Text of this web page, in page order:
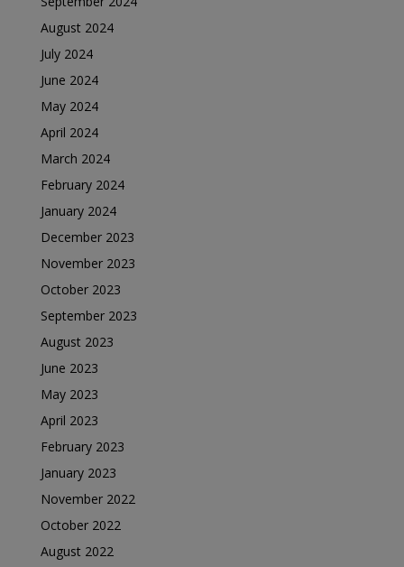
August 2024
July 2024
June 2024
May 2024
April 2024
March 2024
February 2024
January 2024
December 2023
November 2023
October 2023
September 2023
August 2023
June 2023
May 2023
April 2023
February 2023
January 2023
November 2022
October 2022
August 2022